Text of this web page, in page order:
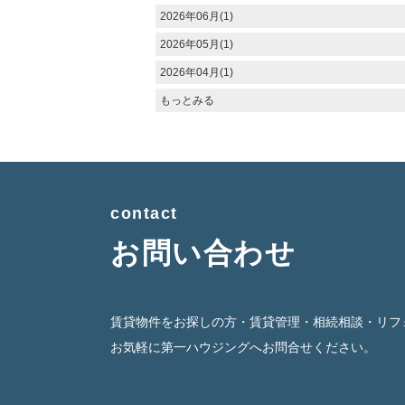
2026年06月(1)
2026年05月(1)
2026年04月(1)
もっとみる
contact
お問い合わせ
賃貸物件をお探しの方・賃貸管理・相続相談・リ
お気軽に第一ハウジングへお問合せください。